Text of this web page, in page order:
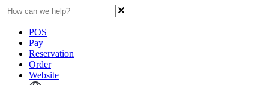
POS
Pay
Reservation
Order
Website